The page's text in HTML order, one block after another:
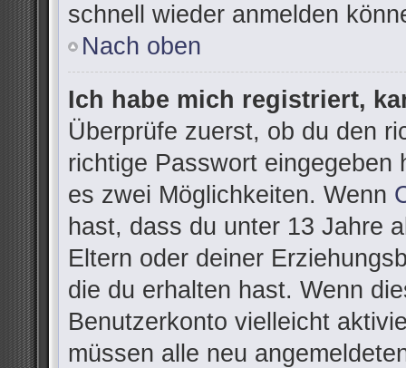
schnell wieder anmelden
Nach oben
Ich habe mich registriert,
Überprüfe zuerst, ob du den
richtige Passwort eingegeben
es zwei Möglichkeiten. Wenn
hast, dass du unter 13 Jahre
Eltern oder deiner
die du erhalten hast. Wenn
Benutzerkonto vielleicht
müssen alle neu